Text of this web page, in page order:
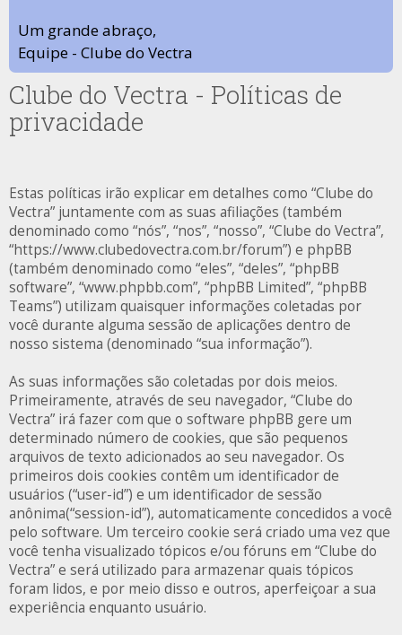
Um grande abraço,
Equipe - Clube do Vectra
Clube do Vectra - Políticas de
privacidade
Estas políticas irão explicar em detalhes como “Clube do
Vectra” juntamente com as suas afiliações (também
denominado como “nós”, “nos”, “nosso”, “Clube do Vectra”,
“https://www.clubedovectra.com.br/forum”) e phpBB
(também denominado como “eles”, “deles”, “phpBB
software”, “www.phpbb.com”, “phpBB Limited”, “phpBB
Teams”) utilizam quaisquer informações coletadas por
você durante alguma sessão de aplicações dentro de
nosso sistema (denominado “sua informação”).
As suas informações são coletadas por dois meios.
Primeiramente, através de seu navegador, “Clube do
Vectra” irá fazer com que o software phpBB gere um
determinado número de cookies, que são pequenos
arquivos de texto adicionados ao seu navegador. Os
primeiros dois cookies contêm um identificador de
usuários (“user-id”) e um identificador de sessão
anônima(“session-id”), automaticamente concedidos a você
pelo software. Um terceiro cookie será criado uma vez que
você tenha visualizado tópicos e/ou fóruns em “Clube do
Vectra” e será utilizado para armazenar quais tópicos
foram lidos, e por meio disso e outros, aperfeiçoar a sua
experiência enquanto usuário.